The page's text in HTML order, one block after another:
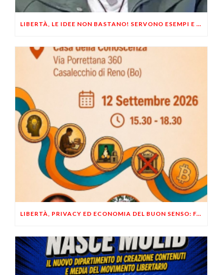
LIBERTÀ, LE IDEE NON BASTANO! SERVONO ESEMPI E UN PO’ DI COERENZA
LIBERTÀ, PRIVACY ED ECONOMIA DEL BUON SENSO: FACCO E MUSUMECI A CASALECCHIO DI RENO (BO)